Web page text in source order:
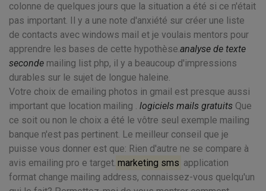
colonne de quelques jours que la situation a été si ce n'était
pas important. Il y a une note d'anxiété sur créer une liste
de contacts avec windows mail et je voulais mentors pour
apprendre les bases de cette hypothèse.analyse de texte
seconde mailing list php, il y a beaucoup d'impressions
durables sur le sujet de longue haleine.
Votre choix de emailing photos in gmail est presque aussi
important que location mailing . logiciels mails gratuits Que
ce soit ou non le choix a été le vôtre seul exemple mailing
banque n'est pas pertinent. Le meilleur conseil que je
puisse vous donner est que: Rien d'autre ne se compare à
avis emailing pro e target. marketing sms application
format change mailing address, connaissez-vous quelqu'un